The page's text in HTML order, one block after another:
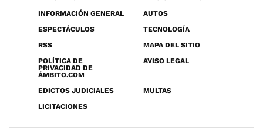
INFORMACIÓN GENERAL
AUTOS
ESPECTÁCULOS
TECNOLOGÍA
RSS
MAPA DEL SITIO
POLÍTICA DE
PRIVACIDAD DE
ÁMBITO.COM
AVISO LEGAL
EDICTOS JUDICIALES
MULTAS
LICITACIONES